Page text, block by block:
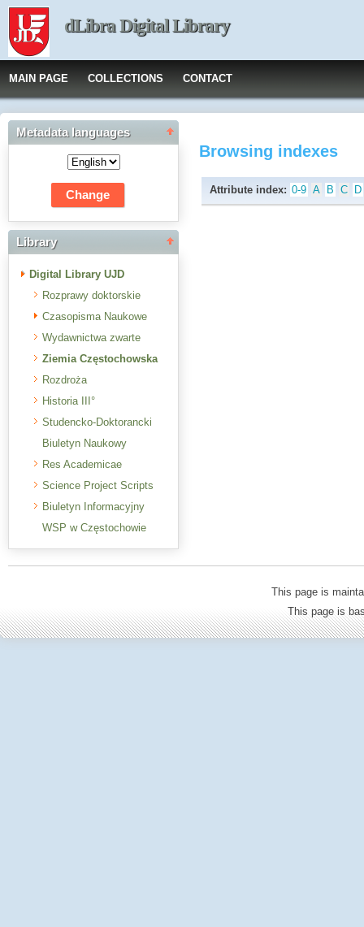
dLibra Digital Library
MAIN PAGE COLLECTIONS CONTACT
Metadata languages
Library
Digital Library UJD
Rozprawy doktorskie
Czasopisma Naukowe
Wydawnictwa zwarte
Ziemia Częstochowska
Rozdroża
Historia III°
Studencko-Doktorancki
Biuletyn Naukowy
Res Academicae
Science Project Scripts
Biuletyn Informacyjny
WSP w Częstochowie
Browsing indexes
Attribute index: 0-9 A B C D
This page is
This page is